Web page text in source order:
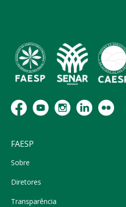
FAESP
Sobre
Diretores
Transparência